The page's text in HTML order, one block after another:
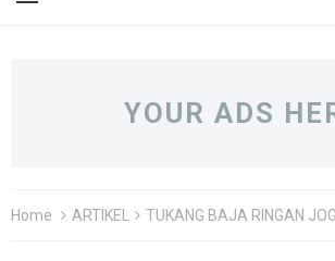
YOUR ADS
Home ARTIKEL TUKANG BAJA RINGAN